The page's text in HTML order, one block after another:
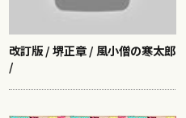
改訂版 / 堺正章 / 風小僧の寒太郎
/